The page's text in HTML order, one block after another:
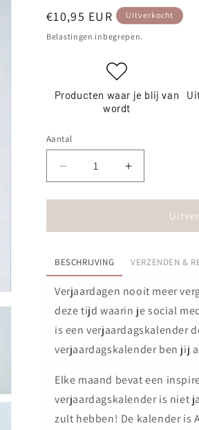
Normale
prijs
€10,95 EUR Uitverkocht
Belastingen inbegrepen.
Producten waar je blij van
wordt
Aantal
Aantal
verlagen
voor
Verjaardagskalender
met
kaartenset!
Aantal
verhogen
voor
met
kaartenset!
BESCHRIJVING VERZENDEN &
Verjaardagen nooit meer
deze tijd waarin je social
is een verjaardagskalender
verjaardagskalender ben jij
Elke maand bevat een
verjaardagskalender is niet
zult hebben! De kalender is